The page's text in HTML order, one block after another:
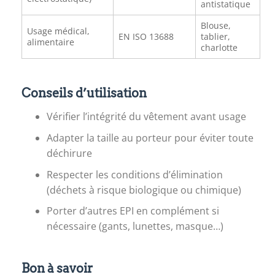
antistatique
Usage médical,
alimentaire
EN ISO 13688
Blouse,
tablier,
charlotte
Conseils d’utilisation
Vérifier l’intégrité du vêtement avant usage
Adapter la taille au porteur pour éviter toute
déchirure
Respecter les conditions d’élimination
(déchets à risque biologique ou chimique)
Porter d’autres EPI en complément si
nécessaire (gants, lunettes, masque…)
Bon à savoir